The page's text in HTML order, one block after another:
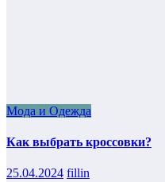
Мода и Одежда
Как выбрать кроссовки?
25.04.2024 fillin